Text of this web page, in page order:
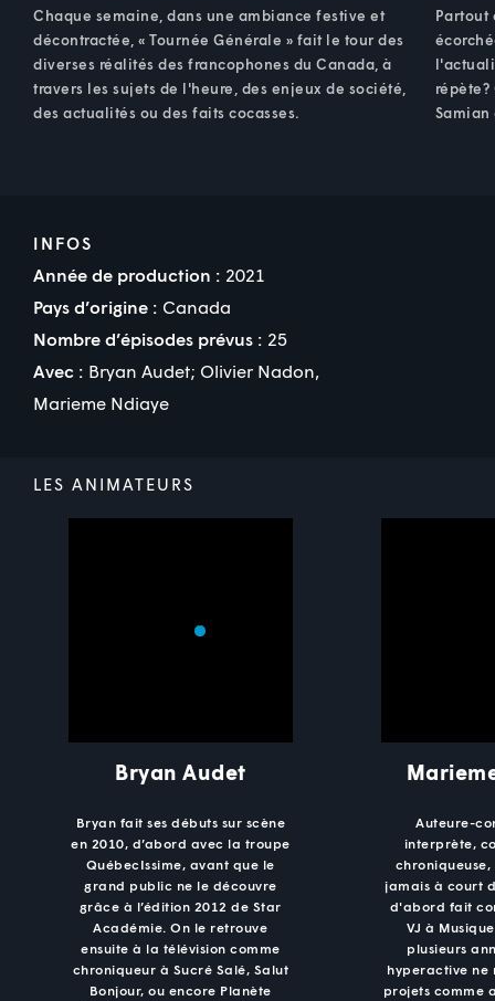
Chaque semaine, dans une ambiance festive et
décontractée, « Tournée Générale » fait le tour des
diverses réalités des francophones du Canada, à
travers les sujets de l'heure, des enjeux de société,
des actualités ou des faits cocasses.
Partout
INFOS
Année de production : 2021
Pays d’origine : Canada
Nombre d’épisodes prévus : 25
Avec : Bryan Audet; Olivier Nadon,
Marieme Ndiaye
LES ANIMATEURS
Bryan Audet
Bryan fait ses débuts sur scène
en 2010, d’abord avec la troupe
QuébecIssime, avant que le
grand public ne le découvre
grâce à l’édition 2012 de Star
Académie. On le retrouve
ensuite à la télévision comme
chroniqueur à Sucré Salé, Salut
Bonjour, ou encore Planète
Auteure-
interprète,
jamais à court
d'abord fait
VJ à
plusieurs
hyperactive ne
projets comme